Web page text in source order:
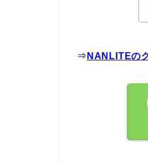
⇒ NANLITEの